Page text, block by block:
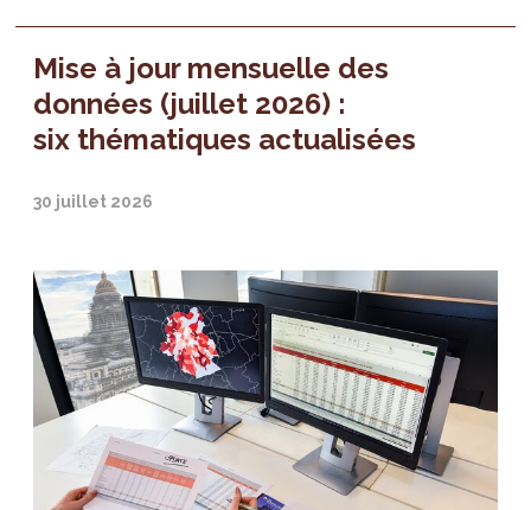
Mise à jour mensuelle des
données (juillet 2026) :
six thématiques actualisées
30 juillet 2026